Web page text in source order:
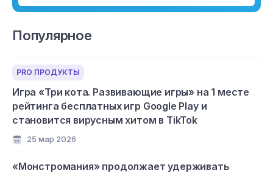
Популярное
PRO ПРОДУКТЫ
Игра «Три кота. Развивающие игры» на 1 месте
рейтинга бесплатных игр Google Play и
становится вирусным хитом в TikTok
25 мар 2026
«Монстромания» продолжает удерживать